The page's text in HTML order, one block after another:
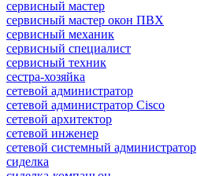
сервисный мастер
сервисный мастер окон ПВХ
сервисный механик
сервисный специалист
сервисный техник
сестра-хозяйка
сетевой администратор
сетевой администратор Cisco
сетевой архитектор
сетевой инженер
сетевой системный администратор
сиделка